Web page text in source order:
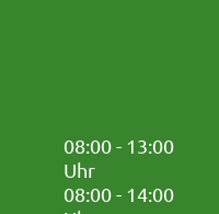
08:00 - 13:00
Uhr
08:00 - 14:00